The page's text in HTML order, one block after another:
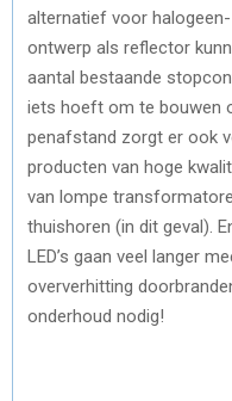
alternatief voor
ontwerp als reflector
aantal bestaande
iets hoeft om te bouwen
penafstand zorgt er ook
producten van hoge
van lompe
thuishoren (in dit geval).
LED’s gaan veel langer
oververhitting
onderhoud nodig!